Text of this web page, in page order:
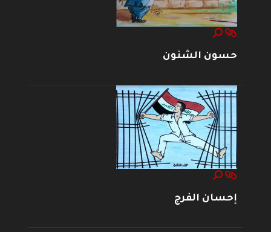
حسون الشنون
إحسان الفرج